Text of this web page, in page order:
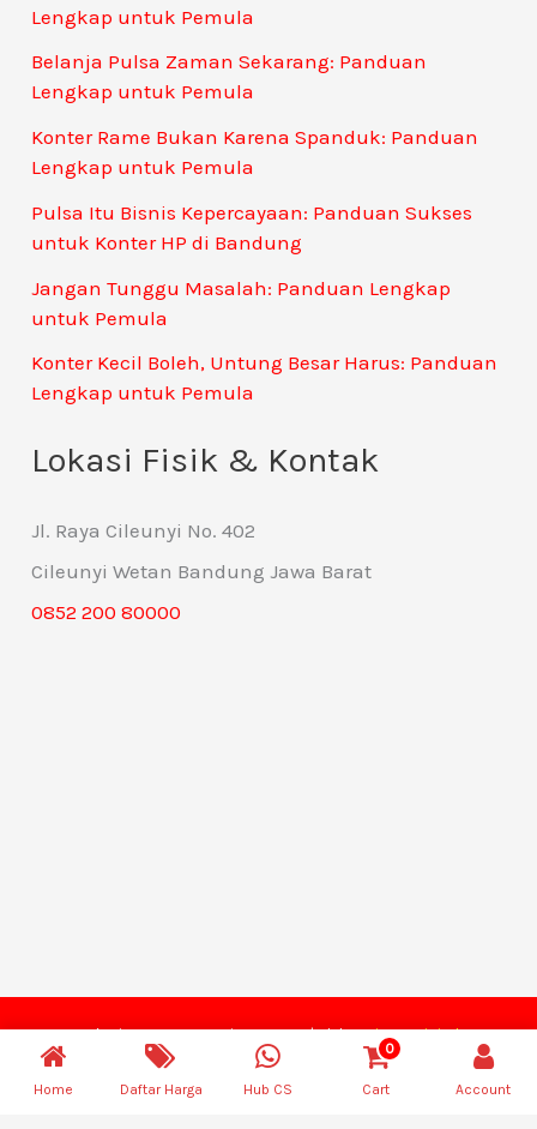
Lengkap untuk Pemula
Belanja Pulsa Zaman Sekarang: Panduan
Lengkap untuk Pemula
Konter Rame Bukan Karena Spanduk: Panduan
Lengkap untuk Pemula
Pulsa Itu Bisnis Kepercayaan: Panduan Sukses
untuk Konter HP di Bandung
Jangan Tunggu Masalah: Panduan Lengkap
untuk Pemula
Konter Kecil Boleh, Untung Besar Harus: Panduan
Lengkap untuk Pemula
Lokasi Fisik & Kontak
Jl. Raya Cileunyi No. 402
Cileunyi Wetan Bandung Jawa Barat
0852 200 80000
Hak Cipta © 2026 Dwimas Store | oleh Dwimas Digital
Indonesia
Home Daftar Harga Hub CS
0
Cart Account